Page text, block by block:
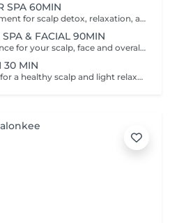
SPA 60MIN
The perfect essential treatment for scalp detox, relaxation, and hair vitality. Scalp Analysis (Becon Pro Camera) Microbubble Scalp Cleansing Rootonix Scalp Treatment Aromatherapy Ritual Scalp Massage Blow Dry Optional Add-Ons Available Enhance your Head Spa experience with our optional add-on treatments: Scalp Ampoule Booster €15 Neck & Shoulder Massage (15 min) €20 Steam Therapy €15 Hair Styling Straight or Wavy Finish €20 Hand Massage (15 min) €20 These add-on services can be combined with any Head Spa treatment for an even more personalized and relaxing experience.
& FACIAL 90MIN
A full rejuvenation experience for your scalp, face and overall radiance. Scalp Analysis (Becon Pro Camera) Microbubble Scalp Cleansing Rootonix Scalp & Hair Treatment Steam & Mist Infusion Scalp Massage Customized Facial Blow Dry INCLUDES FACIAL
30 MIN
A quick refresh treatment for a healthy scalp and light relaxation. -Scalp Analysis (Becon Pro Camera) -Microbubble Scalp Cleansing -Scalp Massage -Blow Dry